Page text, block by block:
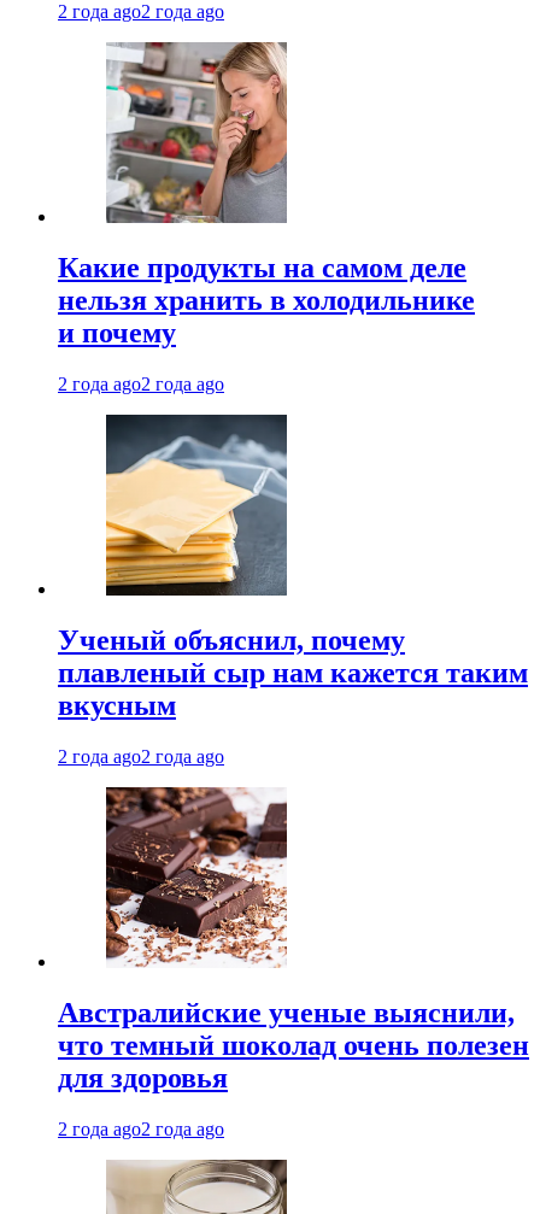
2 года ago2 года ago
Какие продукты на самом деле
нельзя хранить в холодильнике
и почему
2 года ago2 года ago
Ученый объяснил, почему
плавленый сыр нам кажется таким
вкусным
2 года ago2 года ago
Австралийские ученые выяснили,
что темный шоколад очень полезен
для здоровья
2 года ago2 года ago